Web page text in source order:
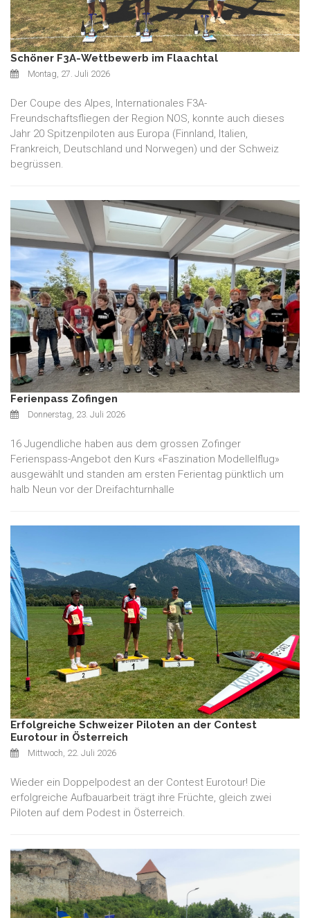
Schöner F3A-Wettbewerb im Flaachtal
Montag, 27. Juli 2026
Der Coupe des Alpes, Internationales F3A-
Freundschaftsfliegen der Region NOS, konnte auch dieses
Jahr 20 Spitzenpiloten aus Europa (Finnland, Italien,
Frankreich, Deutschland und Norwegen) und der Schweiz
begrüssen.
Ferienpass Zofingen
Donnerstag, 23. Juli 2026
16 Jugendliche haben aus dem grossen Zofinger
Ferienspass-Angebot den Kurs «Faszination Modellelflug»
ausgewählt und standen am ersten Ferientag pünktlich um
halb Neun vor der Dreifachturnhalle
Erfolgreiche Schweizer Piloten an der Contest
Eurotour in Österreich
Mittwoch, 22. Juli 2026
Wieder ein Doppelpodest an der Contest Eurotour! Die
erfolgreiche Aufbauarbeit trägt ihre Früchte, gleich zwei
Piloten auf dem Podest in Österreich.